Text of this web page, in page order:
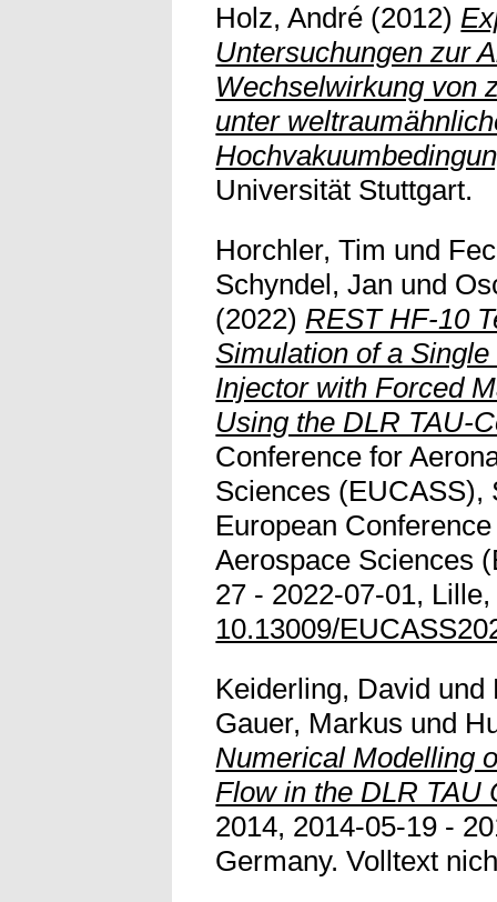
Holz, André (2012)
Untersuchungen zur
Wechselwirkung von
unter
Universität Stuttgart.
Horchler, Tim und
Schyndel, Jan und
(2022)REST HF-10
Simulation of a
Injector with Forced
Using the DLR TAU-
Conference for
Sciences (EUCASS),
European
Aerospace Sciences
27 - 2022-07-01,
10.13009/
Keiderling, David und
Gauer, Markus und
Numerical Modelling
Flow in the DLR TAU
2014, 2014-05-19 -
Germany. Volltext